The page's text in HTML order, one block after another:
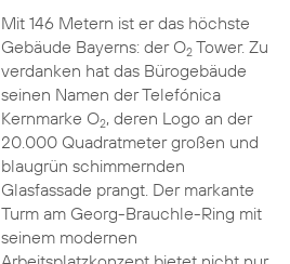
Mit 146 Metern ist er das höchste
Gebäude Bayerns: der O2Tower. Zu
verdanken hat das Bürogebäude
seinen Namen der Telefónica
Kernmarke O2, deren Logo an der
20.000 Quadratmeter großen und
blaugrün schimmernden
Glasfassade prangt. Der markante
Turm am Georg-Brauchle-Ring mit
seinem modernen